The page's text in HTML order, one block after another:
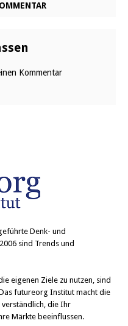
Kommentar
Denk- und
sind Trends und
eigenen Ziele zu nutzen, sind
futureorg Institut macht die
die Ihr
Märkte beeinflussen.